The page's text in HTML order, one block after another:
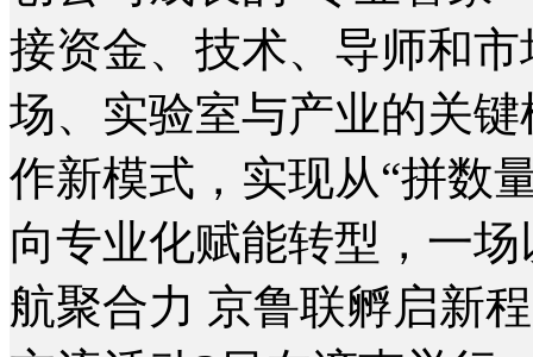
接资金、技术、导师和
场、实验室与产业的关
作新模式，实现从“拼数
向专业化赋能转型，一
航聚合力 京鲁联孵启新